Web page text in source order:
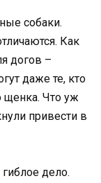
собаки.
Как
догов –
даже те, кто
щенка. Что уж
привести в
дело.